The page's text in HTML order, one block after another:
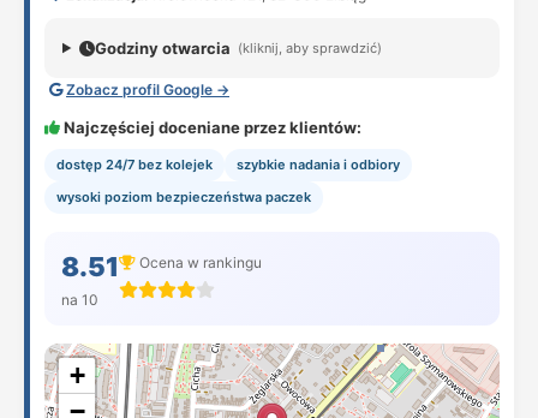
Godziny otwarcia (kliknij, aby sprawdzić)
Zobacz profil Google →
Najczęściej doceniane przez klientów:
dostęp 24/7 bez kolejek
szybkie nadania i odbiory
wysoki poziom bezpieczeństwa paczek
8.51
na 10
Ocena w rankingu
+
−